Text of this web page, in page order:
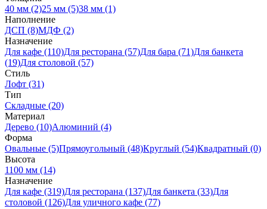
40 мм (2)25 мм (5)38 мм (1)
Наполнение
ДСП (8)МДФ (2)
Назначение
Для кафе (110)Для ресторана (57)Для бара (71)Для банкета
(19)Для столовой (57)
Стиль
Лофт (31)
Тип
Складные (20)
Материал
Дерево (10)Алюминий (4)
Форма
Овальные (5)Прямоугольный (48)Круглый (54)Квадратный (0)
Высота
1100 мм (14)
Назначение
Для кафе (319)Для ресторана (137)Для банкета (33)Для
столовой (126)Для уличного кафе (77)